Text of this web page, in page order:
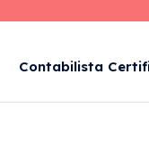
Contabilista